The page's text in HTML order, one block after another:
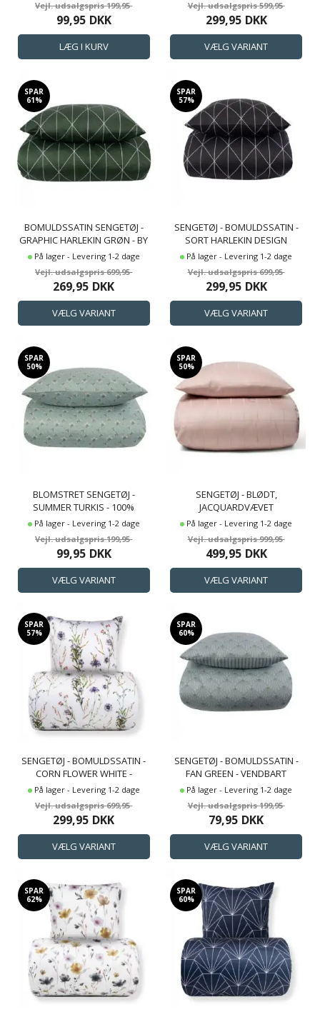
199,95
99,95 DKK
599,95
299,95 DKK
SPAR
61%
BOMULDSSATIN SENGETØJ -
GRAPHIC HARLEKIN GRØN - BY
NIGHT SENGESÆT
På lager - Levering 1-2 dage
699,95
269,95 DKK
SPAR
57%
SENGETØJ - BOMULDSSATIN -
SORT HARLEKIN DESIGN
På lager - Levering 1-2 dage
699,95
299,95 DKK
SPAR
50%
BLOMSTRET SENGETØJ -
SUMMER TURKIS - 100%
BOMULDSSATIN SENGETØJ -
BY NIGHT SENGESÆT
På lager - Levering 1-2 dage
199,95
99,95 DKK
SPAR
50%
SENGETØJ - BLØDT,
JACQUARDVÆVET
BOMULDSSATIN - CHECK ROSA
- BY NIGHT SENGESÆT
På lager - Levering 1-2 dage
999,95
499,95 DKK
SPAR
57%
SENGETØJ - BOMULDSSATIN -
CORN FLOWER WHITE -
VENDBART BLOMSTER PRINT
På lager - Levering 1-2 dage
699,95
299,95 DKK
SPAR
60%
SENGETØJ - BOMULDSSATIN -
FAN GREEN - VENDBART
GRAFISK MØNSTER
På lager - Levering 1-2 dage
199,95
79,95 DKK
SPAR
62%
SPAR
60%